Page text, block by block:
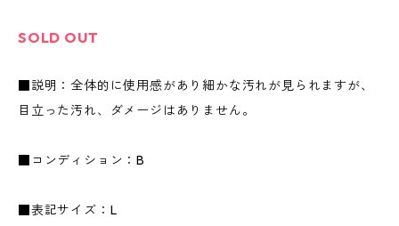
SOLD OUT
■説明：全体的に使用感があり細かな汚れが見られますが、
目立った汚れ、ダメージはありません。
■コンディション：B
■表記サイズ：L